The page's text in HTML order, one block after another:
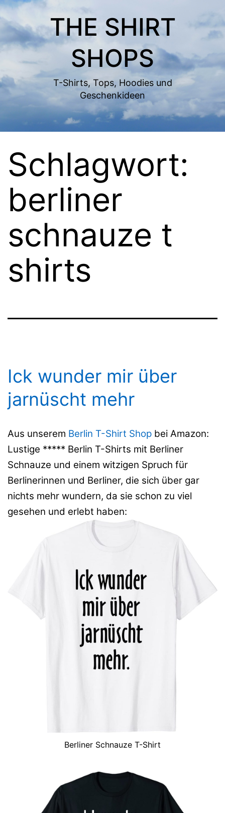
Zum
Inhalt
springen
THE SHIRT
SHOPS
T-Shirts, Tops, Hoodies und
Geschenkideen
Schlagwort:
berliner
schnauze t
shirts
Ick wunder mir über
jarnüscht mehr
Aus unserem Berlin T-Shirt Shop bei Amazon:
Lustige ***** Berlin T-Shirts mit Berliner
Schnauze und einem witzigen Spruch für
Berlinerinnen und Berliner, die sich über gar
nichts mehr wundern, da sie schon zu viel
gesehen und erlebt haben:
Berliner Schnauze T-Shirt